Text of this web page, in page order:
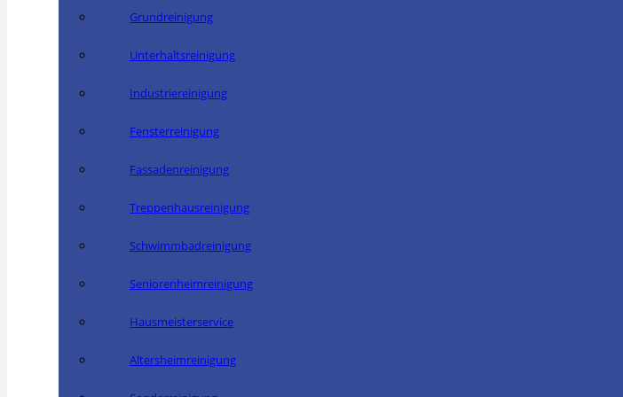
Grundreinigung
Unterhaltsreinigung
Industriereinigung
Fensterreinigung
Fassadenreinigung
Treppenhausreinigung
Schwimmbadreinigung
Seniorenheimreinigung
Hausmeisterservice
Altersheimreinigung